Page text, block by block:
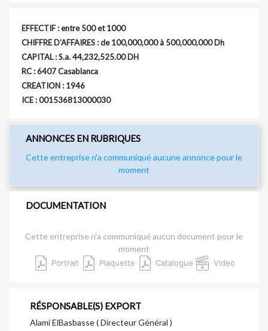
EFFECTIF : entre 500 et 1000
CHIFFRE D'AFFAIRES : de 100,000,000 à 500,000,000 Dh
CAPITAL : S.a. 44,232,525.00 DH
RC : 6407 Casablanca
CREATION : 1946
ICE : 001536813000030
ANNONCES EN RUBRIQUES
Cette entreprise n'a communiqué aucune annonce pour le
moment
DOCUMENTATION
Cette entreprise n'a communiqué aucun document pour le
moment
Portrait Plaquette Catalogue Video
RÉSPONSABLE(S) EXPORT
Alami ElBasbasse ( Directeur Général )